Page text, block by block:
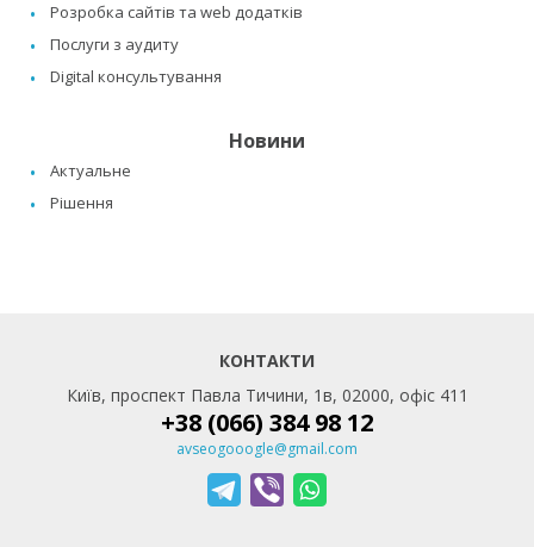
Розробка сайтів та web додатків
Послуги з аудиту
Digital консультування
Новини
Актуальне
Рішення
КОНТАКТИ
Київ, проспект Павла Тичини, 1в, 02000, офіс 411
+38 (066) 384 98 12
avseogooogle@gmail.com